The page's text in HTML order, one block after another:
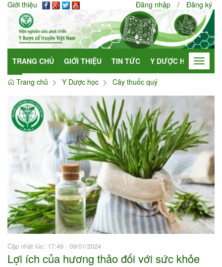
Giới thiệu Đăng nhập / Đăng ký
TRANG CHỦ GIỚI THIỆU TIN TỨC Y DƯỢC HỌC Toggle
Trang chủ
Y Dược học Cây thuốc quý
Cập nhật lúc: 17:49 - 09/01/2024
Lợi ích của hương thảo đối với sức khỏe